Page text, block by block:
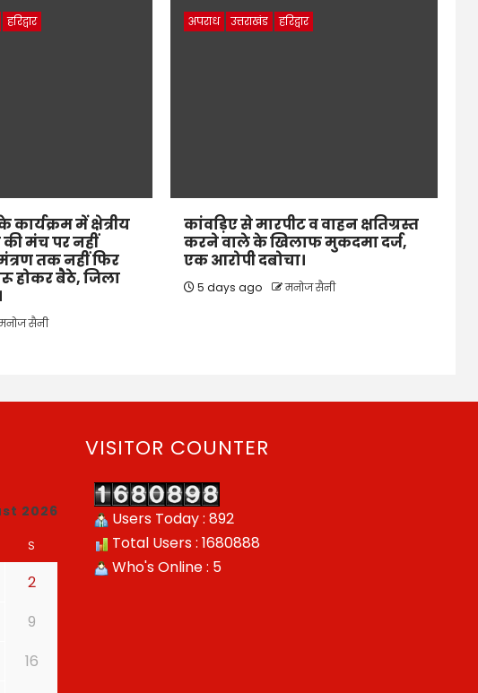
हरिद्वार
कार्यक्रम में क्षेत्रीय
मंच पर नहीं
तक नहीं फिर
होकर बैठे, जिला
सैनी
अपराध उत्तराखंड हरिद्वार
कांवड़िए से मारपीट व वाहन क्षतिग्रस्त
करने वाले के खिलाफ मुकदमा दर्ज,
एक आरोपी दबोचा।
5 days ago मनोज सैनी
2026
S
2
9
16
VISITOR COUNTER
Users Today : 892
Total Users : 1680888
Who's Online : 5